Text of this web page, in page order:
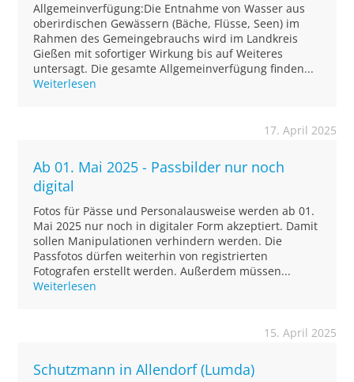
Allgemeinverfügung:Die Entnahme von Wasser aus
oberirdischen Gewässern (Bäche, Flüsse, Seen) im
Rahmen des Gemeingebrauchs wird im Landkreis
Gießen mit sofortiger Wirkung bis auf Weiteres
untersagt. Die gesamte Allgemeinverfügung finden...
Weiterlesen
17. April 2025
Ab 01. Mai 2025 - Passbilder nur noch
digital
Fotos für Pässe und Personalausweise werden ab 01.
Mai 2025 nur noch in digitaler Form akzeptiert. Damit
sollen Manipulationen verhindern werden. Die
Passfotos dürfen weiterhin von registrierten
Fotografen erstellt werden. Außerdem müssen...
Weiterlesen
15. April 2025
Schutzmann in Allendorf (Lumda)